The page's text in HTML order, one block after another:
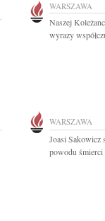
WARSZAWA
Naszej
wyrazy
WARSZAWA
Joasi Sakowicz
powodu